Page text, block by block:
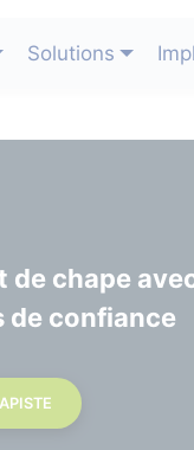
Solutions
de chape
de confiance